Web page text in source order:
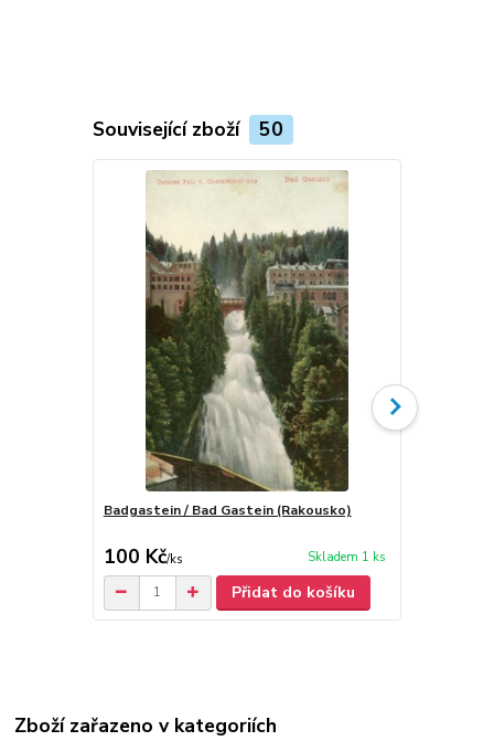
Související zboží 50
Badgastein / Bad Gastein (Rakousko)
100 Kč/ks Skladem 1 ks
Přidat do košíku
Zboží zařazeno v kategoriích